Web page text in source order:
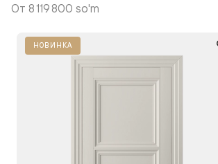
От 8 119 800 so'm
НОВИНКА